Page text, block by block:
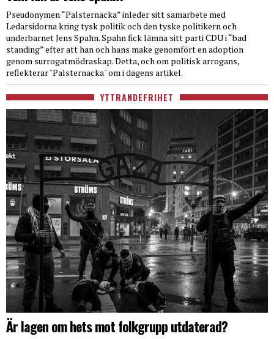
Pseudonymen “Palsternacka” inleder sitt samarbete med
Ledarsidorna kring tysk politik och den tyske politikern och
underbarnet Jens Spahn. Spahn fick lämna sitt parti CDU i “bad
standing” efter att han och hans make genomfört en adoption
genom surrogatmödraskap. Detta, och om politisk arrogans,
reflekterar "Palsternacka" om i dagens artikel.
YTTRANDEFRIHET
Är lagen om hets mot folkgrupp utdaterad?